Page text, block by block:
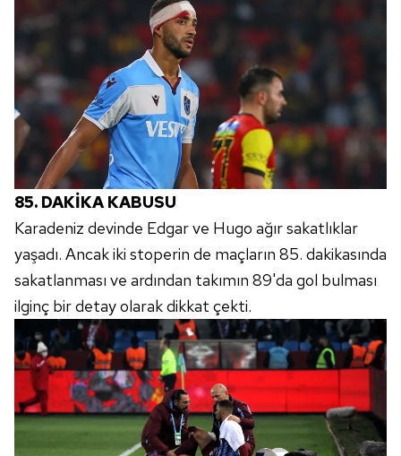
Çerezlere ilişkin tercihlerinizi aşağıda yer alan panel
vasıtasıyla belirleyebilirsiniz. Çerezlere ilişkin detaylı bilgi
için Ayarlar butonuna tıklayabilir,Çerez Bilgilendirme
Metnimizi
ziyaret edebilirsiniz.
6698 sayılı Kişisel Verilerin Korunması Kanunu uyarınca
hazırlanmış Aydınlatma Metnimizi okumak ve sitemizde
ilgili mevzuata uygun olarak kullanılan çerezlerle ilgili bilgi
almak için lütfentıklayınız.
85. DAKİKA KABUSU
Karadeniz devinde Edgar ve Hugo ağır sakatlıklar
yaşadı. Ancak iki stoperin de maçların 85. dakikasında
sakatlanması ve ardından takımın 89'da gol bulması
ilginç bir detay olarak dikkat çekti.